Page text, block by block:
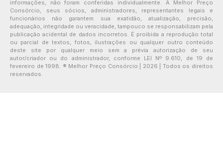
informações, não foram conferidas individualmente. A Melhor Preço
Consórcio, seus sócios, administradores, representantes legais e
funcionários não garantem sua exatidão, atualização, precisão,
adequação, integridade ou veracidade, tampouco se responsabilizam pela
publicação acidental de dados incorretos. É proibida a reprodução total
ou parcial de textos, fotos, ilustrações ou qualquer outro conteúdo
deste site por qualquer meio sem a prévia autorização de seu
autor/criador ou do administrador, conforme LEI Nº 9.610, de 19 de
fevereiro de 1998. ® Melhor Preço Consórcio | 2026 | Todos os direitos
reservados.